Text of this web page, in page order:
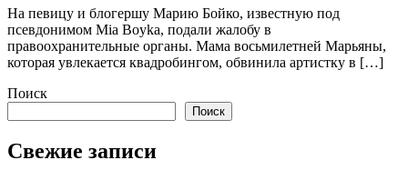
На певицу и блогершу Марию Бойко, известную под
псевдонимом Mia Boyka, подали жалобу в
правоохранительные органы. Мама восьмилетней Марьяны,
которая увлекается квадробингом, обвинила артистку в […]
Поиск
Поиск
Свежие записи